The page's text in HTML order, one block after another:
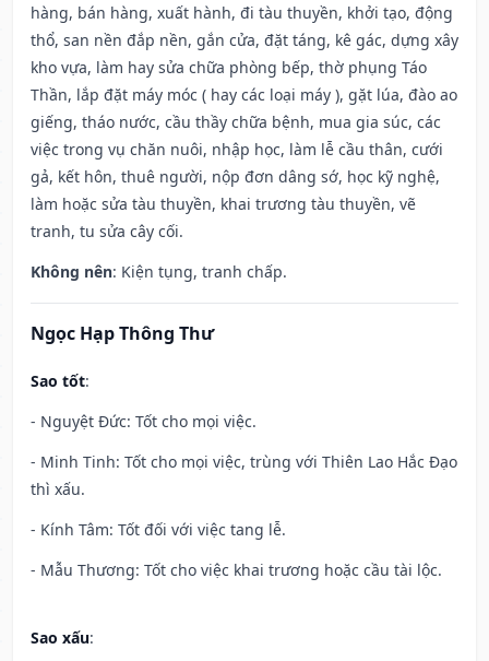
hàng, bán hàng, xuất hành, đi tàu thuyền, khởi tạo, động
thổ, san nền đắp nền, gắn cửa, đặt táng, kê gác, dựng xây
kho vựa, làm hay sửa chữa phòng bếp, thờ phụng Táo
Thần, lắp đặt máy móc ( hay các loại máy ), gặt lúa, đào ao
giếng, tháo nước, cầu thầy chữa bệnh, mua gia súc, các
việc trong vụ chăn nuôi, nhập học, làm lễ cầu thân, cưới
gả, kết hôn, thuê người, nộp đơn dâng sớ, học kỹ nghệ,
làm hoặc sửa tàu thuyền, khai trương tàu thuyền, vẽ
tranh, tu sửa cây cối.
Không nên: Kiện tụng, tranh chấp.
Ngọc Hạp Thông Thư
Sao tốt:
- Nguyệt Đức: Tốt cho mọi việc.
- Minh Tinh: Tốt cho mọi việc, trùng với Thiên Lao Hắc Đạo
thì xấu.
- Kính Tâm: Tốt đối với việc tang lễ.
- Mẫu Thương: Tốt cho việc khai trương hoặc cầu tài lộc.
Sao xấu: